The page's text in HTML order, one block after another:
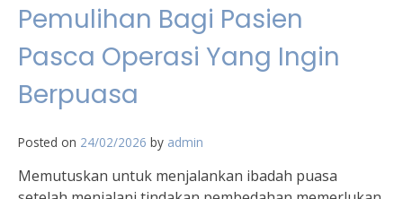
Pemulihan Bagi Pasien
Pasca Operasi Yang Ingin
Berpuasa
Posted on 24/02/2026 by admin
Memutuskan untuk menjalankan ibadah puasa